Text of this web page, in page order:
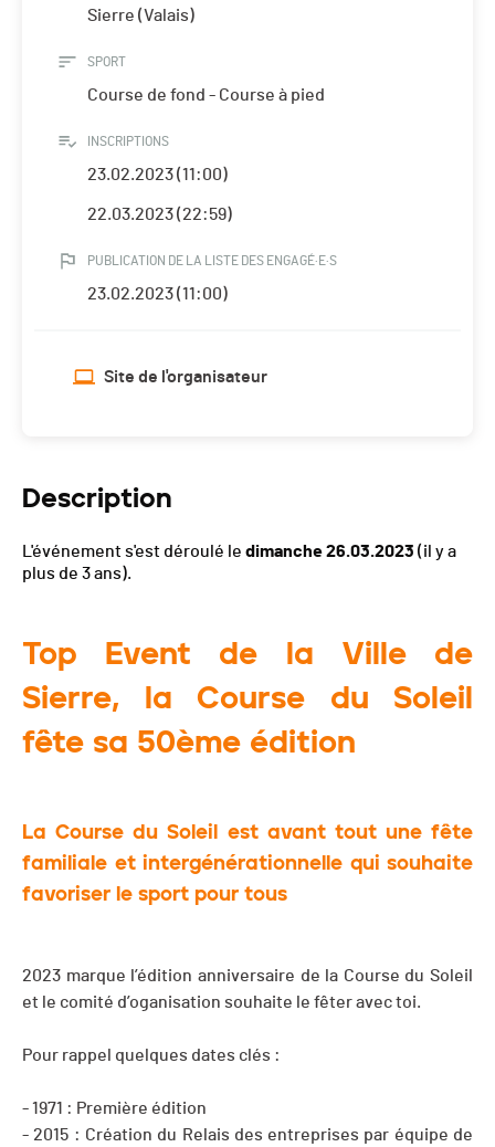
Sierre (Valais)
SPORT
Course de fond - Course à pied
INSCRIPTIONS
23.02.2023 (11:00)
22.03.2023 (22:59)
PUBLICATION DE LA LISTE DES ENGAGÉ·E·S
23.02.2023 (11:00)
Site de l'organisateur
Description
L'événement s'est déroulé le dimanche 26.03.2023 (il y a
plus de 3 ans).
Top Event de la Ville de
Sierre, la Course du Soleil
fête sa 50ème édition
La Course du Soleil est avant tout une fête
familiale et intergénérationnelle qui souhaite
favoriser le sport pour tous
2023 marque l’édition anniversaire de la Course du Soleil
et le comité d’oganisation souhaite le fêter avec toi.
Pour rappel quelques dates clés :
- 1971 : Première édition
- 2015 : Création du Relais des entreprises par équipe de